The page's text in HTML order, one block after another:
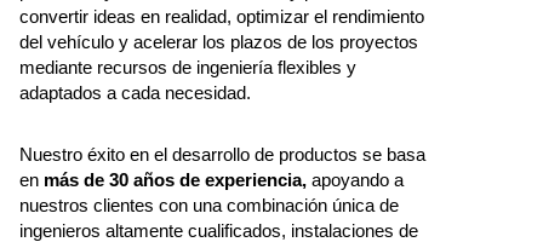
convertir ideas en realidad, optimizar el rendimiento
del vehículo y acelerar los plazos de los proyectos
mediante recursos de ingeniería flexibles y
adaptados a cada necesidad.
Nuestro éxito en el desarrollo de productos se basa
en más de 30 años de experiencia, apoyando a
nuestros clientes con una combinación única de
ingenieros altamente cualificados, instalaciones de